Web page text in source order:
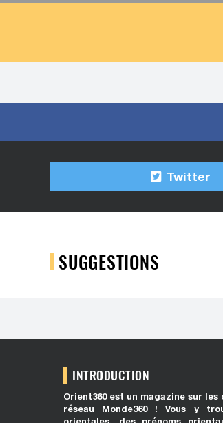
Twitter
SUGGESTIONS
INTRODUCTION
Orient360 est un magazine sur
réseau Monde360 ! Vous y